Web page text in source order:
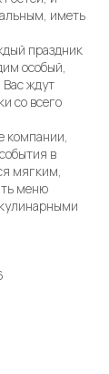
иметь
праздник
особый,
ждут
со всего
компании,
в
мягким,
меню